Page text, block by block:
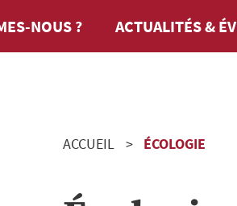
NOUS ? ACTUALITÉS &
ACCUEIL ÉCOLOGIE